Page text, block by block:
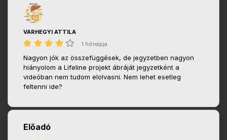
VARHEGYI ATTILA
1 hónapja
Nagyon jók az összefüggések, de jegyzetben nagyon
hiányolom a Lifeline projekt ábráját jegyzetként a
videóban nem tudom elolvasni. Nem lehet esetleg
feltenni ide?
Előadó